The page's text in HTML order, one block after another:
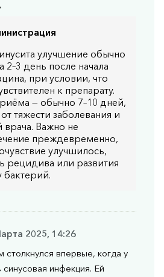
улучшение обычно
2–3 день после начала
при условии, что
к препарату.
— обычно 7–10 дней,
тяжести заболевания и
Важно не
преждевременно,
улучшилось,
рецидива или развития
бактерий.
2025, 14:26
столкнулся впервые, когда у
инфекция. Ей